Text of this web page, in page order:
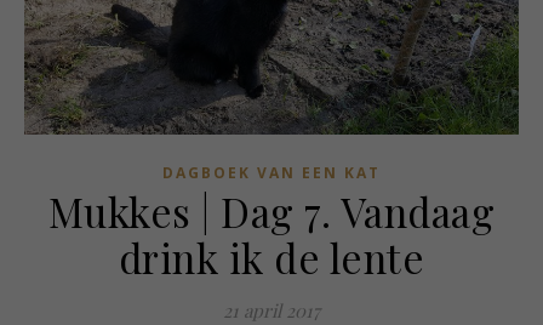
DAGBOEK VAN EEN KAT
Mukkes | Dag 7. Vandaag
drink ik de lente
21 april 2017